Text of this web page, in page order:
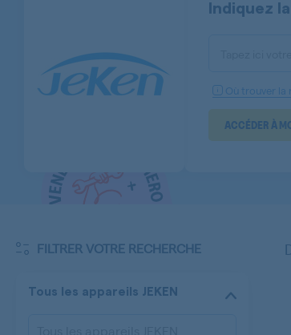
Indiquez
Où trouver la
ACCÉDER À
FILTRER VOTRE RECHERCHE
Tous les appareils JEKEN